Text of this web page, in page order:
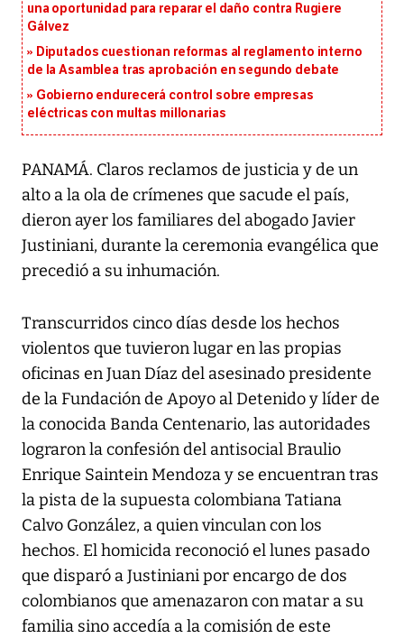
una oportunidad para reparar el daño contra Rugiere
Gálvez
Diputados cuestionan reformas al reglamento interno
de la Asamblea tras aprobación en segundo debate
Gobierno endurecerá control sobre empresas
eléctricas con multas millonarias
PANAMÁ. Claros reclamos de justicia y de un
alto a la ola de crímenes que sacude el país,
dieron ayer los familiares del abogado Javier
Justiniani, durante la ceremonia evangélica que
precedió a su inhumación.
Transcurridos cinco días desde los hechos
violentos que tuvieron lugar en las propias
oficinas en Juan Díaz del asesinado presidente
de la Fundación de Apoyo al Detenido y líder de
la conocida Banda Centenario, las autoridades
lograron la confesión del antisocial Braulio
Enrique Saintein Mendoza y se encuentran tras
la pista de la supuesta colombiana Tatiana
Calvo González, a quien vinculan con los
hechos. El homicida reconoció el lunes pasado
que disparó a Justiniani por encargo de dos
colombianos que amenazaron con matar a su
familia sino accedía a la comisión de este